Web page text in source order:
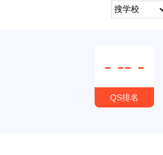
- -- -
QS排名